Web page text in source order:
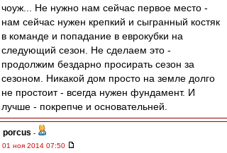
чоуж... Не нужно нам сейчас первое место -
нам сейчас нужен крепкий и сыгранный костяк
в команде и попадание в еврокубки на
следующий сезон. Не сделаем это -
продолжим бездарно просирать сезон за
сезоном. Никакой дом просто на земле долго
не простоит - всегда нужен фундамент. И
лучше - покрепче и основательней.
porcus -
01 ноя 2014 07:50